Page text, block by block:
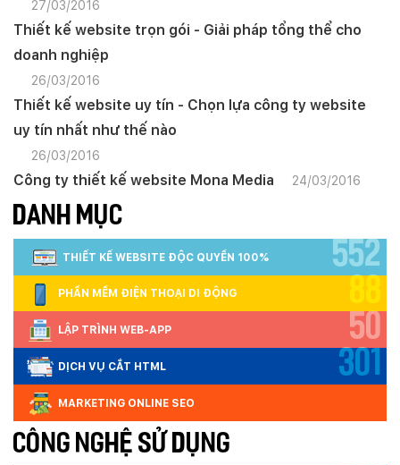
27/03/2016
Thiết kế website trọn gói - Giải pháp tổng thể cho
doanh nghiệp
26/03/2016
Thiết kế website uy tín - Chọn lựa công ty website
uy tín nhất như thế nào
26/03/2016
Công ty thiết kế website Mona Media 24/03/2016
DANH MỤC
THIẾT KẾ WEBSITE ĐỘC QUYỀN 100% 552
PHẦN MỀM ĐIỆN THOẠI DI ĐỘNG 88
LẬP TRÌNH WEB-APP 50
DỊCH VỤ CẮT HTML 301
MARKETING ONLINE SEO
CÔNG NGHỆ SỬ DỤNG